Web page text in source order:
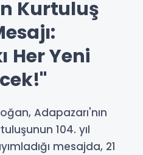
Kurtuluş
Her Yeni
Adapazarı'nın
104. yıl
mesajda, 21